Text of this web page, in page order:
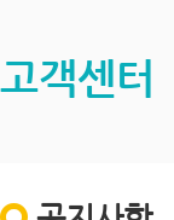
고객센터